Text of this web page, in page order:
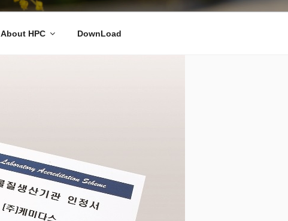
About HPC DownLoad